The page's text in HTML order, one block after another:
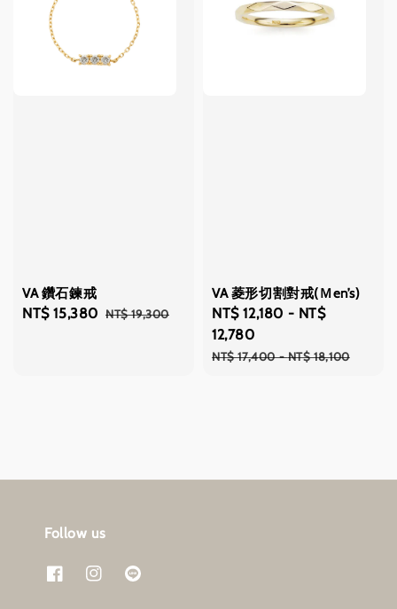
VA 鑽石鍊戒
Sale
NT$ 15,380 Regular
NT$ 19,300
VA 菱形切割對戒(Ｍen’s)
Sale
price
NT$ 12,180 - NT$
12,780
Regular
NT$ 17,400-NT$ 18,100
Follow us